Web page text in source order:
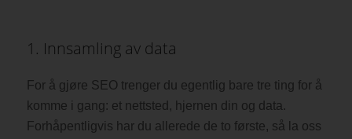
1. Innsamling av data
For å gjøre SEO trenger du egentlig bare tre ting for å
komme i gang: et nettsted, hjernen din og data.
Forhåpentligvis har du allerede de to første, så la oss